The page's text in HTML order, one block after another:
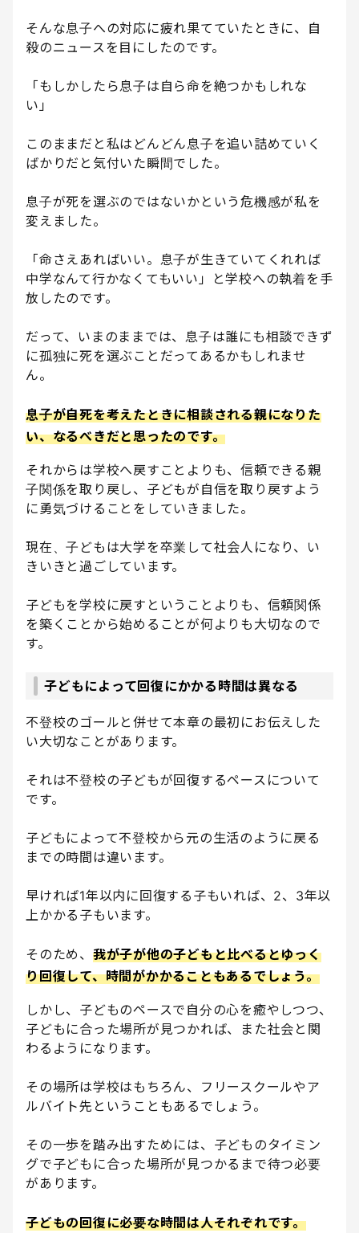
そんな息子への対応に疲れ果てていたときに、自
殺のニュースを目にしたのです。
「もしかしたら息子は自ら命を絶つかもしれな
い」
このままだと私はどんどん息子を追い詰めていく
ばかりだと気付いた瞬間でした。
息子が死を選ぶのではないかという危機感が私を
変えました。
「命さえあればいい。息子が生きていてくれれば
中学なんて行かなくてもいい」と学校への執着を手
放したのです。
だって、いまのままでは、息子は誰にも相談できず
に孤独に死を選ぶことだってあるかもしれませ
ん。
息子が自死を考えたときに相談される親になりた
い、なるべきだと思ったのです。
それからは学校へ戻すことよりも、信頼できる親
子関係を取り戻し、子どもが自信を取り戻すよう
に勇気づけることをしていきました。
現在、子どもは大学を卒業して社会人になり、い
きいきと過ごしています。
子どもを学校に戻すということよりも、信頼関係
を築くことから始めることが何よりも大切なので
す。
子どもによって回復にかかる時間は異なる
不登校のゴールと併せて本章の最初にお伝えした
い大切なことがあります。
それは不登校の子どもが回復するペースについて
です。
子どもによって不登校から元の生活のように戻る
までの時間は違います。
早ければ1年以内に回復する子もいれば、2、3年以
上かかる子もいます。
そのため、 我が子が他の子どもと比べるとゆっく
り回復して、時間がかかることもあるでしょう。
しかし、子どものペースで自分の心を癒やしつつ、
子どもに合った場所が見つかれば、また社会と関
わるようになります。
その場所は学校はもちろん、フリースクールやア
ルバイト先ということもあるでしょう。
その一歩を踏み出すためには、子どものタイミン
グで子どもに合った場所が見つかるまで待つ必要
があります。
子どもの回復に必要な時間は人それぞれです。